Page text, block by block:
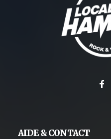
AIDE & CONTACT